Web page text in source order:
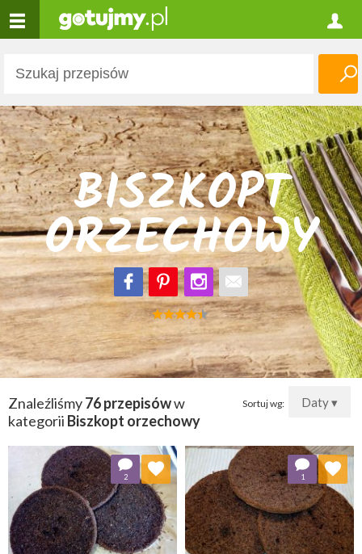
BISZKOPT
ORZECHOWY
Sortuj wg: Daty ▾
Znaleźliśmy76 przepisóww
kategorii Biszkopt orzechowy
2
Dodaj do ulubionych
Wybierz listę:
1
Dodaj do ulubionych
Wybierz listę: